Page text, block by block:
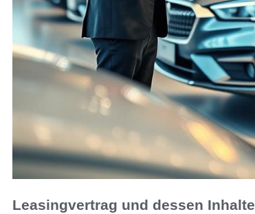
Leasingvertrag und dessen Inhalte